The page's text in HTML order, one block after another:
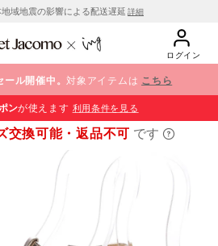
地域地震の影響による配送遅延 詳細
ログイン
ール開催中。対象アイテムは こちら
ンが使えます 利用条件を見る
交換可能・返品不可 です